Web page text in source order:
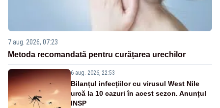
7 aug. 2026, 07:23
Metoda recomandată pentru curățarea urechilor
6 aug. 2026, 22:53
Bilanțul infecțiilor cu virusul West Nile
urcă la 10 cazuri în acest sezon. Anunțul
INSP